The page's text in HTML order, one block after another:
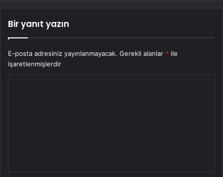
Bir yanıt yazın
E-posta adresiniz yayınlanmayacak. Gerekli alanlar * ile
işaretlenmişlerdir